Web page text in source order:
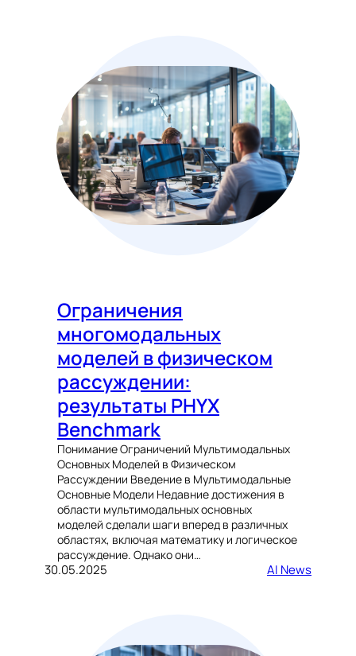
Ограничения
многомодальных
моделей в физическом
рассуждении:
результаты PHYX
Benchmark
Понимание Ограничений Мультимодальных
Основных Моделей в Физическом
Рассуждении Введение в Мультимодальные
Основные Модели Недавние достижения в
области мультимодальных основных
моделей сделали шаги вперед в различных
областях, включая математику и логическое
рассуждение. Однако они…
30.05.2025 AI News